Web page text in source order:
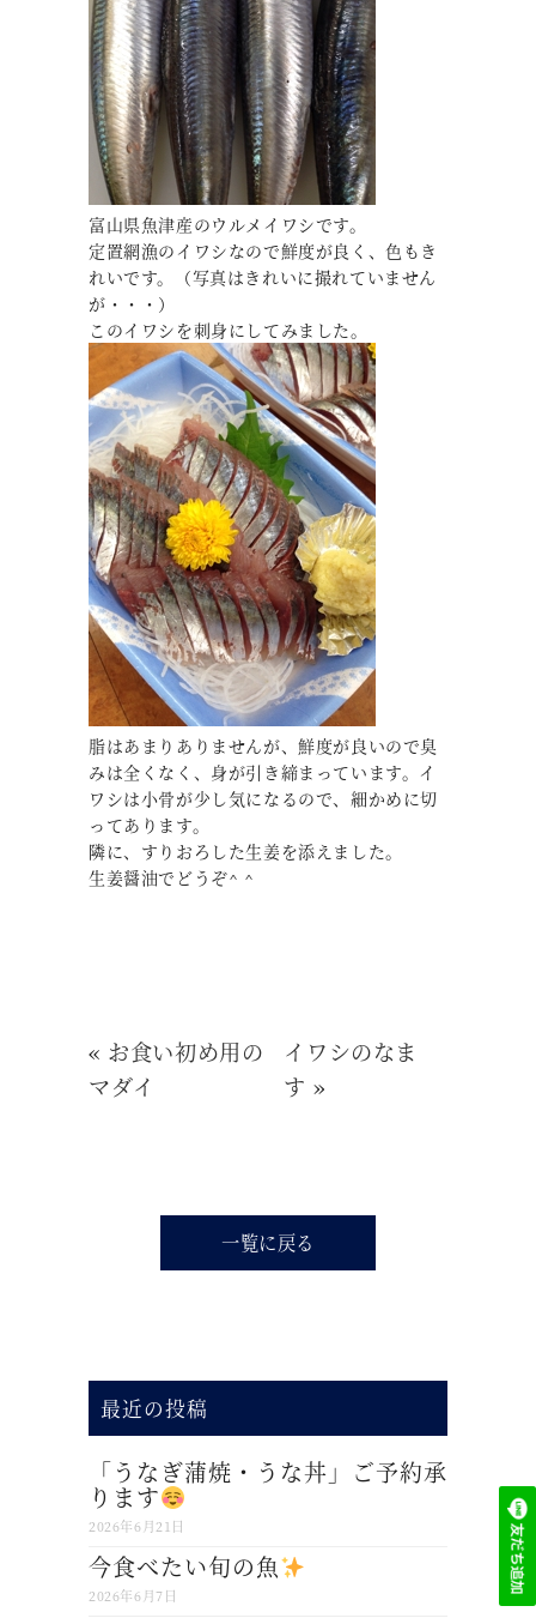
富山県魚津産のウルメイワシです。
定置網漁のイワシなので鮮度が良く、色もき
れいです。（写真はきれいに撮れていません
が・・・）
このイワシを刺身にしてみました。
脂はあまりありませんが、鮮度が良いので臭
みは全くなく、身が引き締まっています。イ
ワシは小骨が少し気になるので、細かめに切
ってあります。
隣に、すりおろした生姜を添えました。
生姜醤油でどうぞ^ ^
« お食い初め用の
マダイ
イワシのなま
す »
一覧に戻る
最近の投稿
「うなぎ蒲焼・うな丼」ご予約承
ります
2026年6月21日
今食べたい旬の魚
2026年6月7日